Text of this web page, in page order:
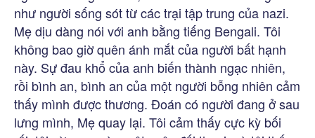
như người sống sót từ các trại tập trung của nazi.
Mẹ dịu dàng nói với anh bằng tiếng Bengali. Tôi
không bao giờ quên ánh mắt của người bất hạnh
này. Sự đau khổ của anh biến thành ngạc nhiên,
rồi bình an, bình an của một người bỗng nhiên cảm
thấy mình được thương. Đoán có người đang ở sau
lưng mình, Mẹ quay lại. Tôi cảm thấy cực kỳ bối